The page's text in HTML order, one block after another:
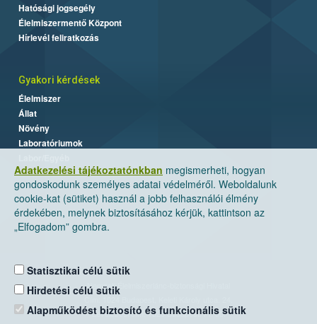
Adatkezelési tájékoztatónkban megismerheti, hogyan
gondoskodunk személyes adatai védelméről. Weboldalunk
cookie-kat (sütiket) használ a jobb felhasználói élmény
érdekében, melynek biztosításához kérjük, kattintson az
„Elfogadom” gombra.
Statisztikai célú sütik
Hirdetési célú sütik
Alapműködést biztosító és funkcionális sütik
Hatósági jogsegély
Élelmiszermentő Központ
Hírlevél feliratkozás
Gyakori kérdések
Élelmiszer
Állat
Növény
Laboratóriumok
Nemzeti Élelmiszerlánc-biztonsági Hivatal
Levelezési cím: 1525 Budapest. Pf. 30.